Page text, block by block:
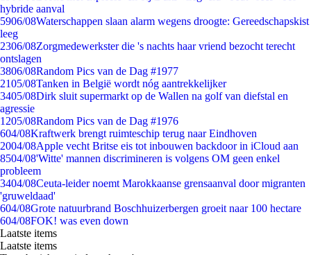
hybride aanval
5906/08Waterschappen slaan alarm wegens droogte: Gereedschapskist
leeg
2306/08Zorgmedewerkster die 's nachts haar vriend bezocht terecht
ontslagen
3806/08Random Pics van de Dag #1977
2105/08Tanken in België wordt nóg aantrekkelijker
3405/08Dirk sluit supermarkt op de Wallen na golf van diefstal en
agressie
1205/08Random Pics van de Dag #1976
604/08Kraftwerk brengt ruimteschip terug naar Eindhoven
2004/08Apple vecht Britse eis tot inbouwen backdoor in iCloud aan
8504/08'Witte' mannen discrimineren is volgens OM geen enkel
probleem
3404/08Ceuta-leider noemt Marokkaanse grensaanval door migranten
'gruweldaad'
604/08Grote natuurbrand Boschhuizerbergen groeit naar 100 hectare
604/08FOK! was even down
Laatste items
Laatste items